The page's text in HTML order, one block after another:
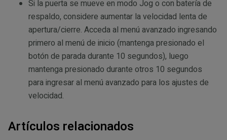
Si la puerta se mueve en modo Jog o con batería de
respaldo, considere aumentar la velocidad lenta de
apertura/cierre. Acceda al menú avanzado ingresando
primero al menú de inicio (mantenga presionado el
botón de parada durante 10 segundos), luego
mantenga presionado durante otros 10 segundos
para ingresar al menú avanzado para los ajustes de
velocidad.
Artículos relacionados